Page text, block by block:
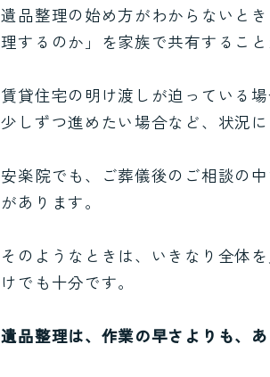
遺品整理の始め方がわからないと
理するのか」を家族で共有すること
賃貸住宅の明け渡しが迫っている
少しずつ進めたい場合など、状況
安楽院でも、ご葬儀後のご相談の
があります。
そのようなときは、いきなり全体
けでも十分です。
遺品整理は、作業の早さよりも、